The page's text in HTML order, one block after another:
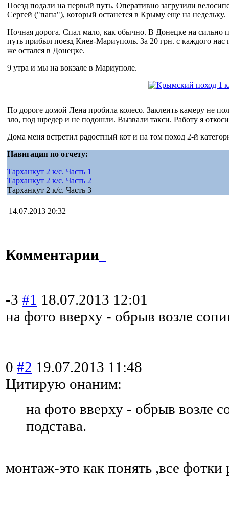
Поезд подали на первый путь. Оперативно загрузили
Сергей ("папа"), который останется в Крыму еще на недельку.
Ночная дорога. Спал мало, как обычно. В Донецке на сильно
путь прибыл поезд Киев-Мариуполь. За 20 грн. с каждого
же остался в Донецке.
9 утра и мы на вокзале в Мариуполе.
По дороге домой Лена пробила колесо. Заклеить камеру не
зло, под шредер и не подошли. Вызвали такси. Работу я
Дома меня встретил радостный кот и на том поход 2-й
Навигация по отчету:
Тарханкут 2 к/с. Часть 1
Тарханкут 2 к/с. Часть 2
Тарханкут 2 к/с. Часть 3
14.07.2013 20:32
Комментарии
-3 #1 18.07.2013 12:01
на фото вверху - обрыв возле
0 #2 19.07.2013 11:48
Цитирую онаним:
на фото вверху - обрыв возле
подстава.
монтаж-это как понять ,все фотки